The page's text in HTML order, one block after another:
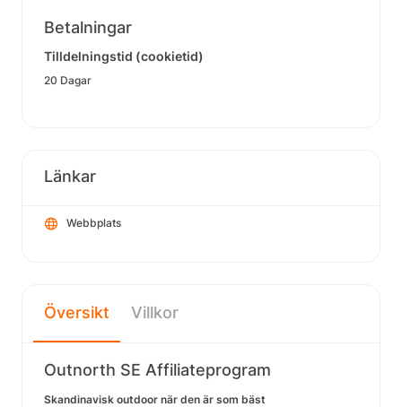
Betalningar
Tilldelningstid (cookietid)
20 Dagar
Länkar
Webbplats
Översikt Villkor
Outnorth SE Affiliateprogram
Skandinavisk outdoor när den är som bäst